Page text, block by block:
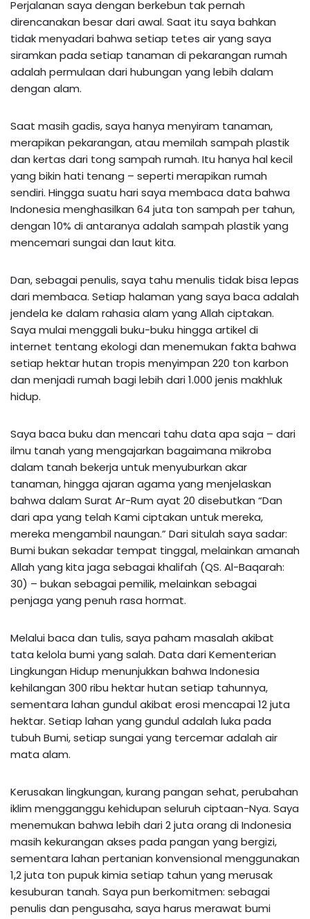
Perjalanan saya dengan berkebun tak pernah
direncanakan besar dari awal. Saat itu saya bahkan
tidak menyadari bahwa setiap tetes air yang saya
siramkan pada setiap tanaman di pekarangan rumah
adalah permulaan dari hubungan yang lebih dalam
dengan alam.
Saat masih gadis, saya hanya menyiram tanaman,
merapikan pekarangan, atau memilah sampah plastik
dan kertas dari tong sampah rumah. Itu hanya hal kecil
yang bikin hati tenang – seperti merapikan rumah
sendiri. Hingga suatu hari saya membaca data bahwa
Indonesia menghasilkan 64 juta ton sampah per tahun,
dengan 10% di antaranya adalah sampah plastik yang
mencemari sungai dan laut kita.
Dan, sebagai penulis, saya tahu menulis tidak bisa lepas
dari membaca. Setiap halaman yang saya baca adalah
jendela ke dalam rahasia alam yang Allah ciptakan.
Saya mulai menggali buku-buku hingga artikel di
internet tentang ekologi dan menemukan fakta bahwa
setiap hektar hutan tropis menyimpan 220 ton karbon
dan menjadi rumah bagi lebih dari 1.000 jenis makhluk
hidup.
Saya baca buku dan mencari tahu data apa saja – dari
ilmu tanah yang mengajarkan bagaimana mikroba
dalam tanah bekerja untuk menyuburkan akar
tanaman, hingga ajaran agama yang menjelaskan
bahwa dalam Surat Ar-Rum ayat 20 disebutkan “Dan
dari apa yang telah Kami ciptakan untuk mereka,
mereka mengambil naungan.” Dari situlah saya sadar:
Bumi bukan sekadar tempat tinggal, melainkan amanah
Allah yang kita jaga sebagai khalifah (QS. Al-Baqarah:
30) – bukan sebagai pemilik, melainkan sebagai
penjaga yang penuh rasa hormat.
Melalui baca dan tulis, saya paham masalah akibat
tata kelola bumi yang salah. Data dari Kementerian
Lingkungan Hidup menunjukkan bahwa Indonesia
kehilangan 300 ribu hektar hutan setiap tahunnya,
sementara lahan gundul akibat erosi mencapai 12 juta
hektar. Setiap lahan yang gundul adalah luka pada
tubuh Bumi, setiap sungai yang tercemar adalah air
mata alam.
Kerusakan lingkungan, kurang pangan sehat, perubahan
iklim mengganggu kehidupan seluruh ciptaan-Nya. Saya
menemukan bahwa lebih dari 2 juta orang di Indonesia
masih kekurangan akses pada pangan yang bergizi,
sementara lahan pertanian konvensional menggunakan
1,2 juta ton pupuk kimia setiap tahun yang merusak
kesuburan tanah. Saya pun berkomitmen: sebagai
penulis dan pengusaha, saya harus merawat bumi